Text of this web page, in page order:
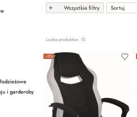
i garderoby
Wszystkie filtry Sortuj
Liczba produktów: 10
−5%